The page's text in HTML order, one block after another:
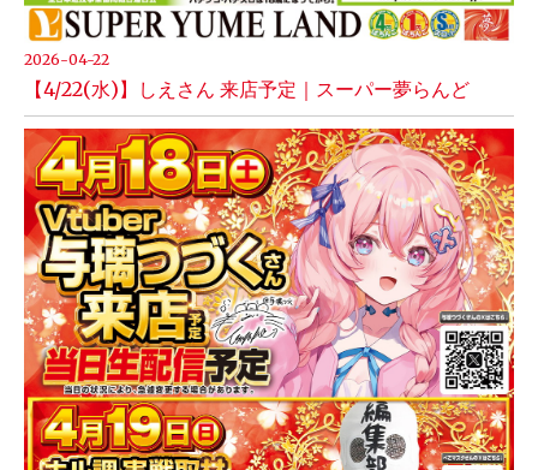
2026-04-22
【4/22(水)】しえさん 来店予定｜スーパー夢らんど